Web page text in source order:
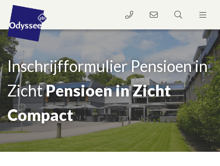
Inschrijfformulier Pensioen in
ZichtPensioen in Zicht
Compact